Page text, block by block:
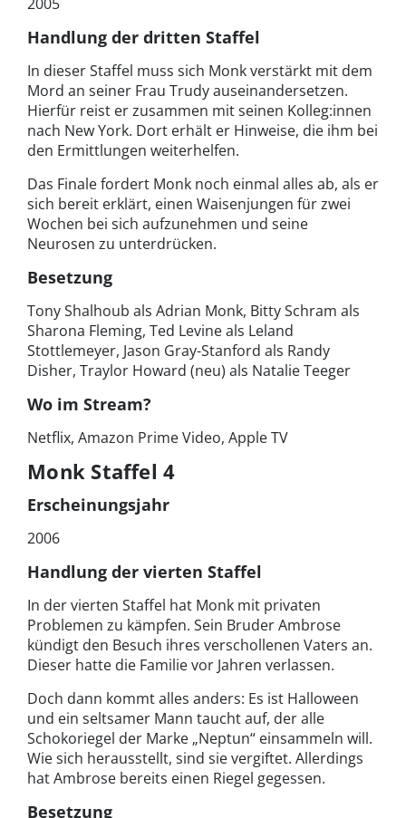
Handlung der dritten Staffel
In dieser Staffel muss sich Monk verstärkt mit dem
Mord an seiner Frau Trudy auseinandersetzen.
Hierfür reist er zusammen mit seinen Kolleg:innen
nach New York. Dort erhält er Hinweise, die ihm bei
den Ermittlungen weiterhelfen.
Das Finale fordert Monk noch einmal alles ab, als er
sich bereit erklärt, einen Waisenjungen für zwei
Wochen bei sich aufzunehmen und seine
Neurosen zu unterdrücken.
Besetzung
Tony Shalhoub als Adrian Monk, Bitty Schram als
Sharona Fleming, Ted Levine als Leland
Stottlemeyer, Jason Gray-Stanford als Randy
Disher, Traylor Howard (neu) als Natalie Teeger
Wo im Stream?
Netflix, Amazon Prime Video, Apple TV
Monk Staffel 4
Erscheinungsjahr
2006
Handlung der vierten Staffel
In der vierten Staffel hat Monk mit privaten
Problemen zu kämpfen. Sein Bruder Ambrose
kündigt den Besuch ihres verschollenen Vaters an.
Dieser hatte die Familie vor Jahren verlassen.
Doch dann kommt alles anders: Es ist Halloween
und ein seltsamer Mann taucht auf, der alle
Schokoriegel der Marke „Neptun“ einsammeln will.
Wie sich herausstellt, sind sie vergiftet. Allerdings
hat Ambrose bereits einen Riegel gegessen.
Besetzung